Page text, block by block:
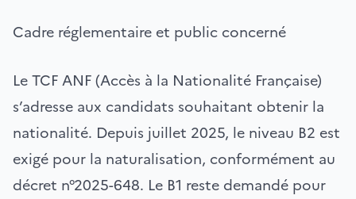
Cadre réglementaire et public concerné
Le TCF ANF (Accès à la Nationalité Française)
s’adresse aux candidats souhaitant obtenir la
nationalité. Depuis juillet 2025, le niveau B2 est
exigé pour la naturalisation, conformément au
décret n°2025-648. Le B1 reste demandé pour